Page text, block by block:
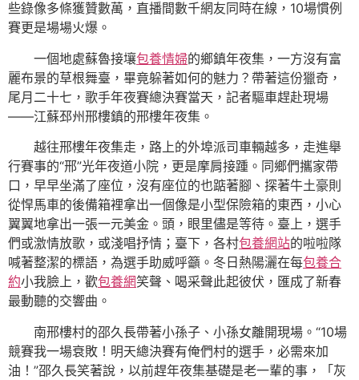
些錄像多條獲贊數萬，直播間數千網友同時在線，10場慣例
賽更是場場火爆。
一個地處蘇魯接壤包養情婦的鄉鎮年夜集，一方沒有富
麗布景的草根舞臺，畢竟躲著如何的魅力？帶著這份獵奇，
尾月二十七，歌手年夜賽總決賽當天，記者驅車趕赴現場
——江蘇邳州邢樓鎮的邢樓年夜集。
越往邢樓年夜集走，路上的外埠派司車輛越多，走進舉
行賽事的“邢”光年夜道小院，更是摩肩接踵。同鄉們攜家帶
口，早早坐滿了座位，沒有座位的也踮著腳、探著牛土豪則
從悍馬車的後備箱裡拿出一個像是小型保險箱的東西，小心
翼翼地拿出一張一元美金。頭，眼里儘是等待。臺上，選手
們或激情放歌，或淺唱抒情；臺下，各村包養網站的啦啦隊
喊著整潔的標語，為選手助威呼籲。冬日熱陽灑在每包養合
約小我臉上，歡包養網笑聲、喝采聲此起彼伏，匯成了新春
最動聽的交響曲。
南邢樓村的邵久長帶著小孫子、小孫女離開現場。“10場
競賽我一場衰敗！明天總決賽有俺們村的選手，必需來加
油！”邵久長笑著說，以前趕年夜集基礎是老一輩的事，「灰